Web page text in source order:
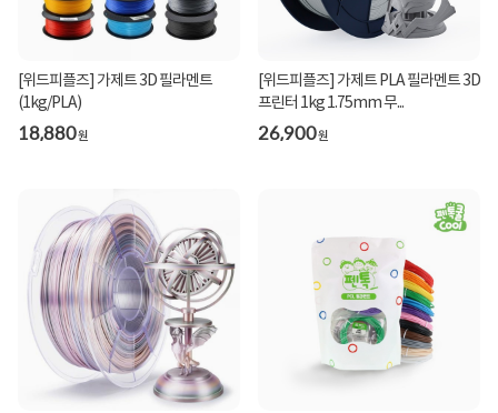
[위드피플즈] 가제트 3D 필라멘트
(1kg/PLA)
18,880원
[위드피플즈] 가제트 PLA 필라멘트 3D
프린터 1kg 1.75mm 무...
26,900원